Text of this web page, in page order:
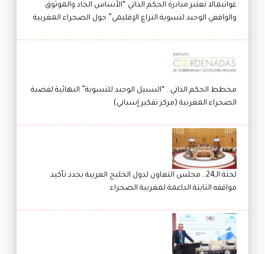
غواتيمالا تعتبر مبادرة الحكم الذاتي “الأساس الجاد والموثوق
والواقعي الوحيد لتسوية النزاع الإقليمي” حول الصحراء المغربية
مخطط الحكم الذاتي.. “السبيل الوحيد للتسوية” النهائية لقضية
الصحراء المغربية (مركز تفكير إسباني)
لجنة الـ24.. مجلس التعاون لدول الخليج العربية يجدد تأكيد
مواقفه الثابتة الداعمة لمغربية الصحراء